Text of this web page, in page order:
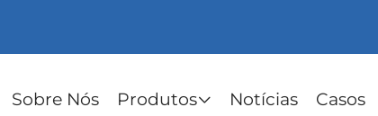
Sobre Nós Produtos Notícias Casos